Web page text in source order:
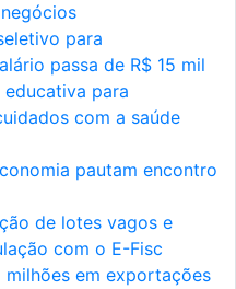
para
passa de R$ 15 mil
para
com a saúde
pautam encontro
de lotes vagos e
com o E-Fisc
em exportações